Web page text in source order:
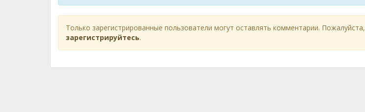
Только зарегистрированные пользователи могут оставлять комментарии. Пожалуйста,
зарегистрируйтесь.